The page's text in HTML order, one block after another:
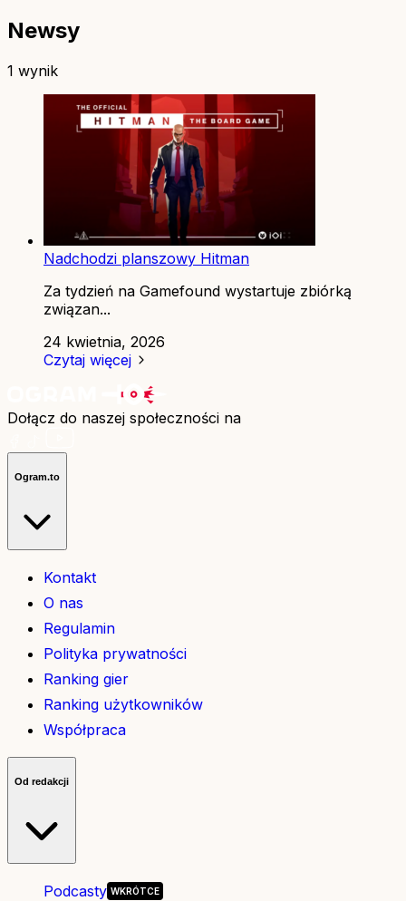
Newsy
1 wynik
Nadchodzi planszowy Hitman
Za tydzień na Gamefound wystartuje zbiórką
związan...
24 kwietnia, 2026
Czytaj więcej
Dołącz do naszej społeczności na
Ogram.to
Kontakt
O nas
Regulamin
Polityka prywatności
Ranking gier
Ranking użytkowników
Współpraca
Od redakcji
Podcasty